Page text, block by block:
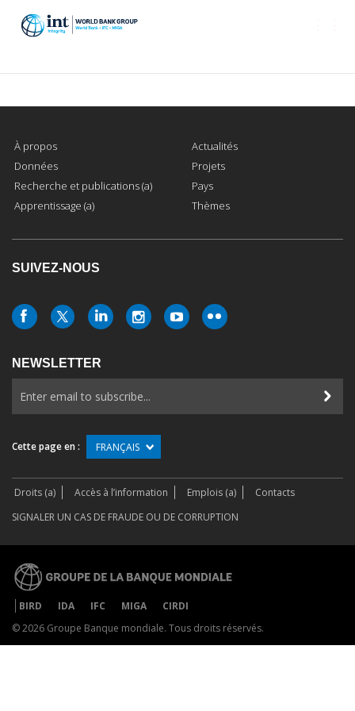
À propos
Données
Recherche et publications (a)
Apprentissage (a)
Actualités
Projets
Pays
Thèmes
SUIVEZ-NOUS
NEWSLETTER
Cette page en : FRANÇAIS
Droits (a) Accès à l’information Emplois (a)
Contacts
SIGNALER UN CAS DE FRAUDE OU DE CORRUPTION
BIRD IDA IFC MIGA
CIRDI
©2026 Groupe Banque mondiale. Tous droits réservés.